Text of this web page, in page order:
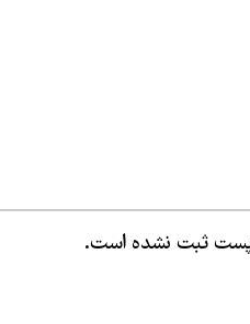
پست ثبت نشده است.